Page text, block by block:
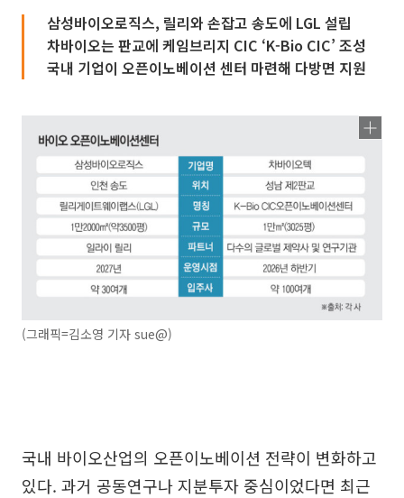
삼성바이오로직스, 릴리와 손잡고 송도에 LGL 설립
차바이오는 판교에 케임브리지 CIC ‘K-Bio CIC’ 조성
국내 기업이 오픈이노베이션 센터 마련해 다방면 지원
(그래픽=김소영 기자 sue@)
국내 바이오산업의 오픈이노베이션 전략이 변화하고
있다. 과거 공동연구나 지분투자 중심이었다면 최근